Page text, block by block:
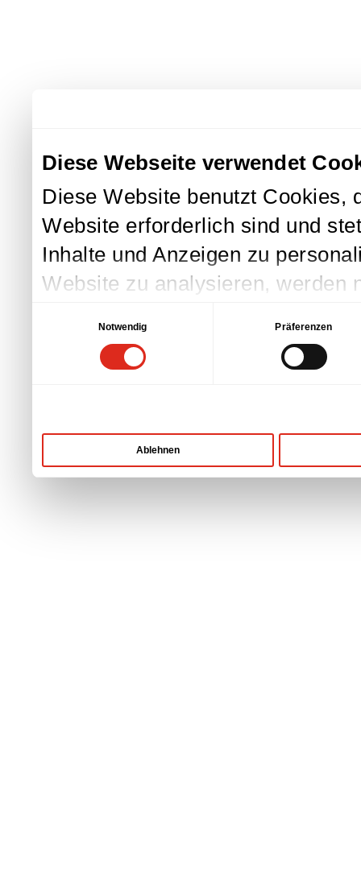
Diese Webseite verwendet
Diese Website benutzt Cookies,
Website erforderlich sind und
Inhalte und Anzeigen zu
Website zu analysieren, werden
an unsere Partner für soziale
Mehr Infos
Notwendig
Präferenzen
Ablehnen